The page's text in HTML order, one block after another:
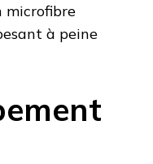
microfibre
à peine